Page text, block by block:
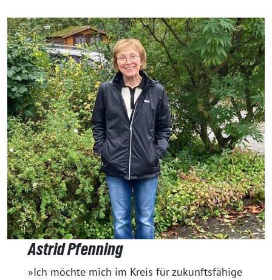
Astrid Pfenning
»Ich möchte mich im Kreis für zukunftsfähige